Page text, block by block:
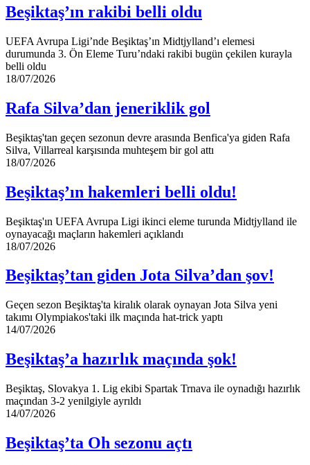
belli
oldu
Beşiktaş’ın rakibi belli oldu
UEFA Avrupa Ligi’nde Beşiktaş’ın Midtjylland’ı elemesi
durumunda 3. Ön Eleme Turu’ndaki rakibi bugün çekilen kurayla
belli oldu
Rafa
jeneriklik
gol
18/07/2026
Rafa Silva’dan jeneriklik gol
Beşiktaş'tan geçen sezonun devre arasında Benfica'ya giden Rafa
Silva, Villarreal karşısında muhteşem bir gol attı
Beşiktaş’ın
belli
oldu!
18/07/2026
Beşiktaş’ın hakemleri belli oldu!
Beşiktaş'ın UEFA Avrupa Ligi ikinci eleme turunda Midtjylland ile
oynayacağı maçların hakemleri açıklandı
Beşiktaş’tan
Jota
Silva’dan
18/07/2026
Beşiktaş’tan giden Jota Silva’dan şov!
Geçen sezon Beşiktaş'ta kiralık olarak oynayan Jota Silva yeni
takımı Olympiakos'taki ilk maçında hat-trick yaptı
Beşiktaş’a
maçında
şok!
14/07/2026
Beşiktaş’a hazırlık maçında şok!
Beşiktaş, Slovakya 1. Lig ekibi Spartak Trnava ile oynadığı hazırlık
maçından 3-2 yenilgiyle ayrıldı
Beşiktaş’ta
sezonu
açtı
14/07/2026
Beşiktaş’ta Oh sezonu açtı